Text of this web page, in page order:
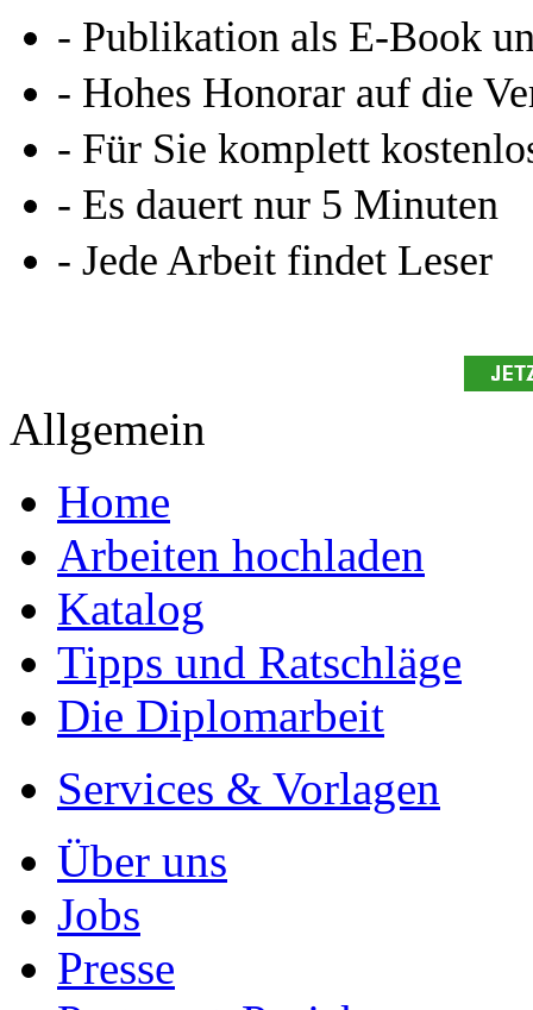
Studium!
Ihre Arbeit hochladen
Ihre Hausarbeit /
- Publikation als E-Book
- Hohes Honorar auf die
- Für Sie komplett
- Es dauert nur 5 Minuten
- Jede Arbeit findet Leser
Allgemein